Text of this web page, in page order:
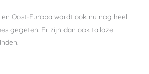
Oost-Europa wordt ook nu nog heel
gegeten. Er zijn dan ook talloze